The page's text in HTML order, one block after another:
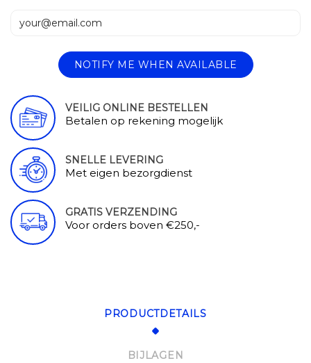
NOTIFY ME WHEN AVAILABLE
VEILIG ONLINE BESTELLEN
Betalen op rekening mogelijk
SNELLE LEVERING
Met eigen bezorgdienst
GRATIS VERZENDING
Voor orders boven €250,-
PRODUCTDETAILS
BIJLAGEN